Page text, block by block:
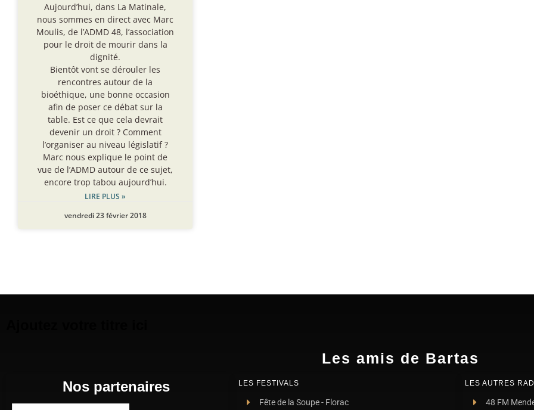
Aujourd’hui, dans La Matinale,
nous sommes en direct avec Marc
Moulis, de l’ADMD 48, l’association
pour le droit de mourir dans la
dignité.
Bientôt vont se dérouler les
rencontres autour de la
bioéthique, une bonne occasion
afin de poser ce débat sur la
table. Est ce que cela devrait
devenir un droit ? Comment
l’organiser au niveau législatif ?
Marc nous explique le point de
vue de l’ADMD autour de ce sujet,
encore trop tabou aujourd’hui.
LIRE PLUS »
vendredi 23 février 2018
Les amis de Bartas
Nos partenaires LES FESTIVALS
Fête de la Soupe - Florac
LES AUTRES
48 FM